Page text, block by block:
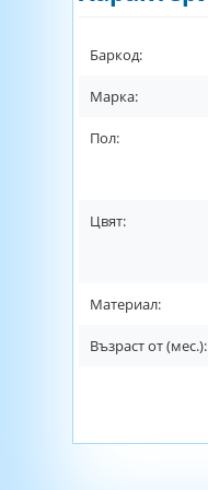
Баркод:
Марка:
Пол:
Цвят:
Материал:
Възраст от (мес.):